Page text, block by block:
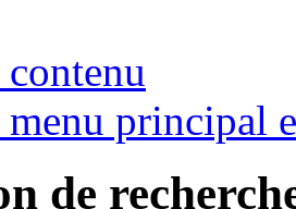
principal
de